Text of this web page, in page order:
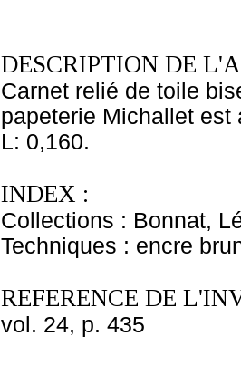
DESCRIPTION DE
Carnet relié de toile
papeterie Michallet est
L: 0,160.
INDEX :
Collections : Bonnat,
Techniques : encre
REFERENCE DE
vol. 24, p. 435